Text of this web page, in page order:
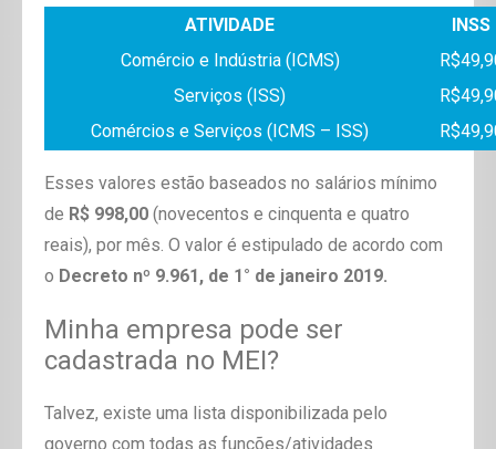
ATIVIDADE
INSS
Comércio e Indústria (ICMS)
Serviços (ISS)
Comércios e Serviços (ICMS – ISS)
Esses valores estão baseados no salários mínimo
de R$ 998,00 (novecentos e cinquenta e quatro
reais), por mês. O valor é estipulado de acordo com
o Decreto nº 9.961, de 1° de janeiro 2019.
Minha empresa pode ser
cadastrada no MEI?
Talvez, existe uma lista disponibilizada pelo
governo com todas as funções/atividades